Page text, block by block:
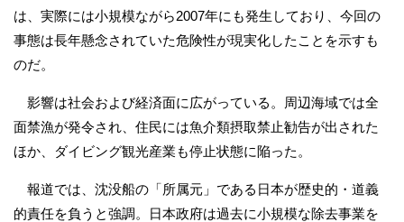
は、実際には小規模ながら2007年にも発生しており、今回の
事態は長年懸念されていた危険性が現実化したことを示すも
のだ。
影響は社会および経済面に広がっている。周辺海域では全
面禁漁が発令され、住民には魚介類摂取禁止勧告が出された
ほか、ダイビング観光産業も停止状態に陥った。
報道では、沈没船の「所属元」である日本が歴史的・道義
的責任を負うと強調。日本政府は過去に小規模な除去事業を